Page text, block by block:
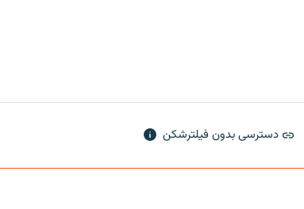
دسترسی بدون فیلترشکن